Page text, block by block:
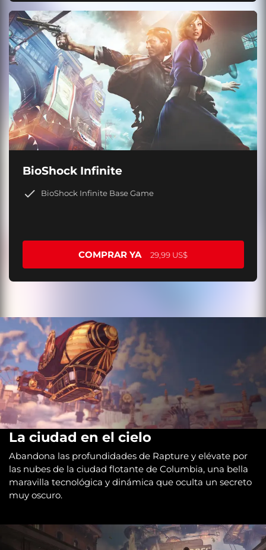
BioShock Infinite
BioShock Infinite Base Game
COMPRAR YA 29,99 US$
La ciudad en el cielo
Abandona las profundidades de Rapture y elévate por
las nubes de la ciudad flotante de Columbia, una bella
maravilla tecnológica y dinámica que oculta un secreto
muy oscuro.